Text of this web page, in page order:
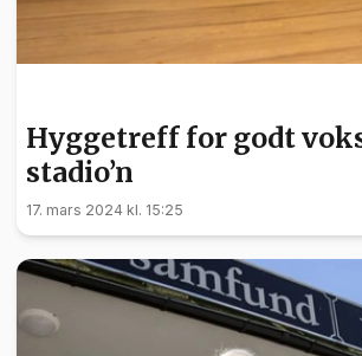
Hyggetreff for godt
stadio’n
17. mars 2024 kl. 15:25